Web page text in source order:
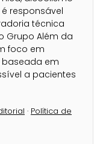
responsável
técnica
Grupo Além da
foco em
em
a pacientes
· Política de